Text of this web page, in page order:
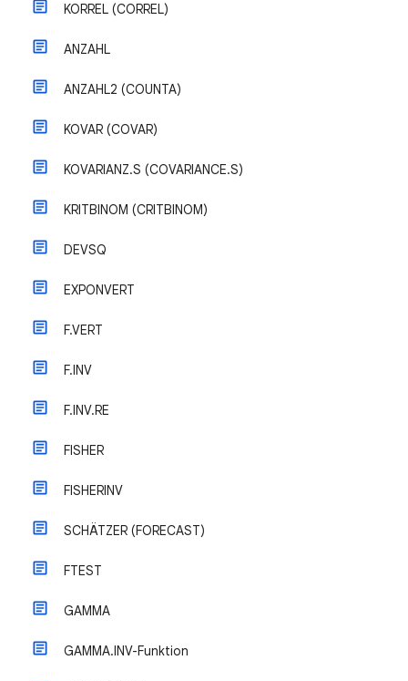
KORREL (CORREL)
ANZAHL
ANZAHL2 (COUNTA)
KOVAR (COVAR)
KOVARIANZ.S (COVARIANCE.S)
KRITBINOM (CRITBINOM)
DEVSQ
EXPONVERT
F.VERT
F.INV
F.INV.RE
FISHER
FISHERINV
SCHÄTZER (FORECAST)
FTEST
GAMMA
GAMMA.INV-Funktion